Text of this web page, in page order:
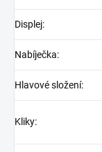
Displej:
Nabíječka:
Hlavové složení:
Kliky: